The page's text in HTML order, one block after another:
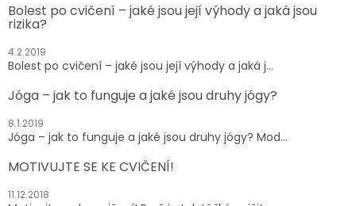
Bolest po cvičení – jaké jsou její výhody a jaká jsou
rizika?
4.2.2019
Bolest po cvičení – jaké jsou její výhody a jaká j...
Jóga – jak to funguje a jaké jsou druhy jógy?
8.1.2019
Jóga – jak to funguje a jaké jsou druhy jógy? Mod...
MOTIVUJTE SE KE CVIČENÍ!
11.12.2018